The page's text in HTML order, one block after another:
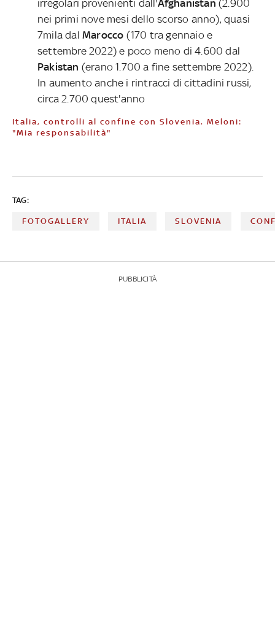
irregolari provenienti dall'Afghanistan (2.900
nei primi nove mesi dello scorso anno), quasi
7mila dal Marocco (170 tra gennaio e
settembre 2022) e poco meno di 4.600 dal
Pakistan (erano 1.700 a fine settembre 2022).
In aumento anche i rintracci di cittadini russi,
circa 2.700 quest'anno
Italia, controlli al confine con Slovenia. Meloni:
"Mia responsabilità"
TAG:
FOTOGALLERY ITALIA SLOVENIA
PUBBLICITÀ